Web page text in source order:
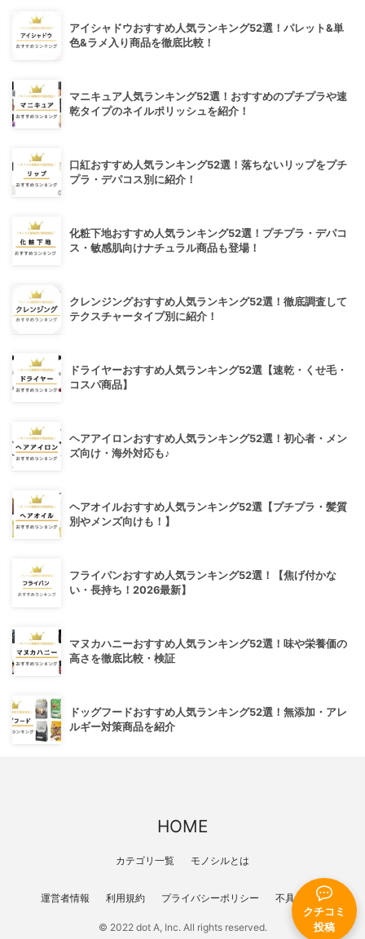
クチコミ
投稿
アイシャドウおすすめ人気ランキング52選！パレット&単
色&ラメ入り商品を徹底比較！
マニキュア人気ランキング52選！おすすめのプチプラや速
乾タイプのネイルポリッシュを紹介！
口紅おすすめ人気ランキング52選！落ちないリップをプチ
プラ・デパコス別に紹介！
化粧下地おすすめ人気ランキング52選！プチプラ・デパコ
ス・敏感肌向けナチュラル商品も登場！
クレンジングおすすめ人気ランキング52選！徹底調査して
テクスチャータイプ別に紹介！
ドライヤーおすすめ人気ランキング52選【速乾・くせ毛・
コスパ商品】
ヘアアイロンおすすめ人気ランキング52選！初心者・メン
ズ向け・海外対応も♪
ヘアオイルおすすめ人気ランキング52選【プチプラ・髪質
別やメンズ向けも！】
フライパンおすすめ人気ランキング52選！【焦げ付かな
い・長持ち！2026最新】
マヌカハニーおすすめ人気ランキング52選！味や栄養価の
高さを徹底比較・検証
ドッグフードおすすめ人気ランキング52選！無添加・アレ
ルギー対策商品を紹介
HOME
カテゴリ一覧 モノシルとは
運営者情報 利用規約 プライバシーポリシー 不具合報告
© 2022 dot A, Inc. All rights reserved.